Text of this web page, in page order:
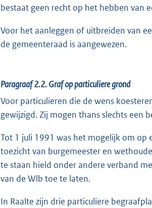
bestaat geen recht op het hebben van
Voor het aanleggen of uitbreiden van
de gemeenteraad is aangewezen.
Paragraaf 2.2.Graf op particuliere grond
Voor particulieren die de wens
gewijzigd. Zij mogen thans slechts een
Tot 1 juli 1991 was het mogelijk om op
toezicht van burgemeester en
te staan hield onder andere verband
van de Wlb toe te laten.
In Raalte zijn drie particuliere